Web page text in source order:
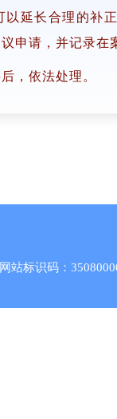
以延长合理的补
申请，并记录在
，依法处理。
网站标识码：